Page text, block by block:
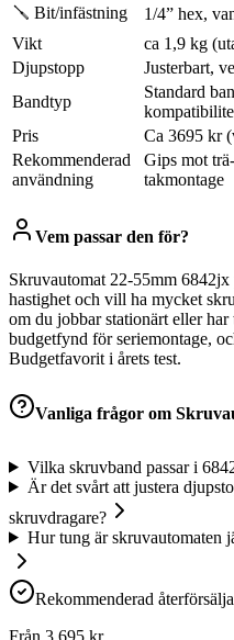
🪛 Bit/infästning
1/4” hex,
Vikt
ca 1,9 kg
Djupstopp
Justerbart,
Bandtyp
Standard
Pris
Ca 3695 kr
Rekommenderad
användning
Gips mot
takmontage
Vem passar den för?
Skruvautomat 22-55mm
hastighet och vill ha mycket
om du jobbar stationärt eller
budgetfynd för seriemontage,
Budgetfavorit i årets test.
Vanliga frågor om
Vilka skruvband passar i
Är det svårt att justera
skruvdragare?
Hur tung är skruvautomaten
Rekommenderad
Från 3 695 kr